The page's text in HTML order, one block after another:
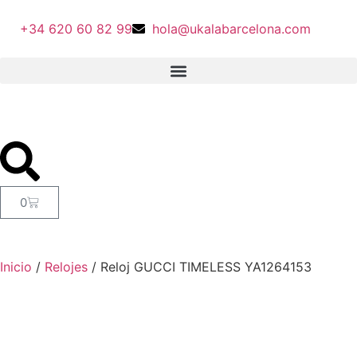
+34 620 60 82 99 hola@ukalabarcelona.com
0
Inicio / Relojes / Reloj GUCCI TIMELESS YA1264153